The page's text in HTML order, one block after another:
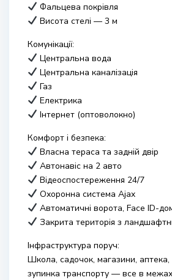
Фальцева покрівля
Висота стелі — 3 м
Комунікації:
Центральна вода
Центральна каналізація
Газ
Електрика
Інтернет (оптоволокно)
Комфорт і безпека:
Власна тераса та задній двір
Автонавіс на 2 авто
Відеоспостереження 24/7
Охоронна система Ajax
Автоматичні ворота, Face ID-
Закрита територія з
Інфраструктура поруч:
Школа, садочок, магазини,
зупинка транспорту — все в межах